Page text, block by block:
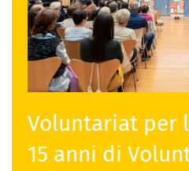
Voluntariat per
15 anni di